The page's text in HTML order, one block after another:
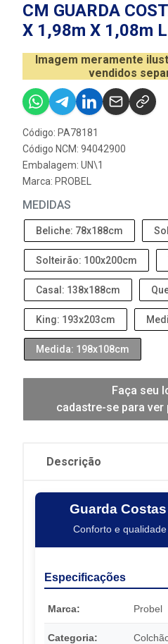
CM GUARDA
X 1,98m X 1,08m
Imagem meramente
vendidos
Código: PA78181
Código NCM: 94042900
Embalagem: UN\1
Marca: PROBEL
MEDIDAS
Beliche: 78x188cm
Solteirão: 100x200cm
Casal: 138x188cm
King: 193x203cm
Medida: 198x108cm
Faça seu
cadastre-se para
Descrição
Guarda
Conforto e
Especificações
Marca: Probel
Categoria: